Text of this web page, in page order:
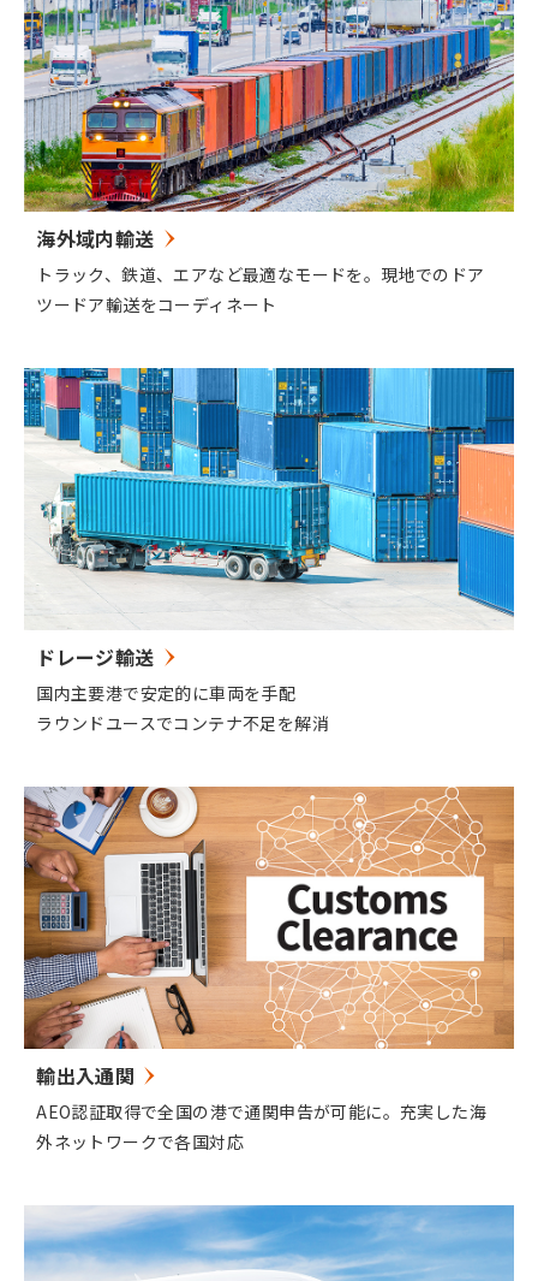
海外域内輸送
トラック、鉄道、エアなど最適なモードを。現地でのドア
ツードア輸送をコーディネート
ドレージ輸送
国内主要港で安定的に車両を手配
ラウンドユースでコンテナ不足を解消
輸出入通関
AEO認証取得で全国の港で通関申告が可能に。充実した海
外ネットワークで各国対応